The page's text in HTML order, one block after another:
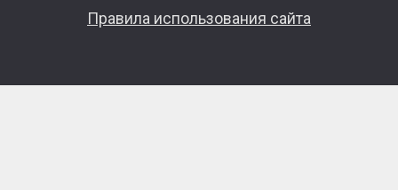
Правила использования сайта